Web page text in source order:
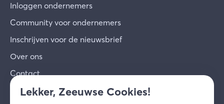
Inloggen ondernemers
Community voor ondernemers
Inschrijven voor de nieuwsbrief
Over ons
Contact
© 2026 allyourz b.v.
Lekker, Zeeuwse Cookies!